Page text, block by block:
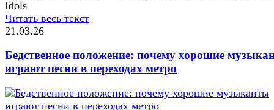
Idols
Читать весь текст
21.03.26
Бедственное положение: почему хорошие
играют песни в переходах метро